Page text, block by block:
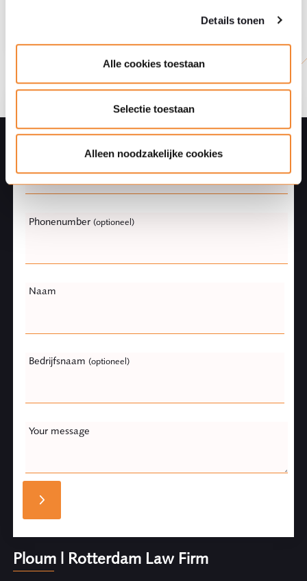
Details tonen
Alle cookies toestaan
Selectie toestaan
Alleen noodzakelijke cookies
Ask a question
Leave
field
blank
Phonenumber (optioneel)
Naam
Bedrijfsnaam (optioneel)
Your message
Ploum | Rotterdam Law Firm